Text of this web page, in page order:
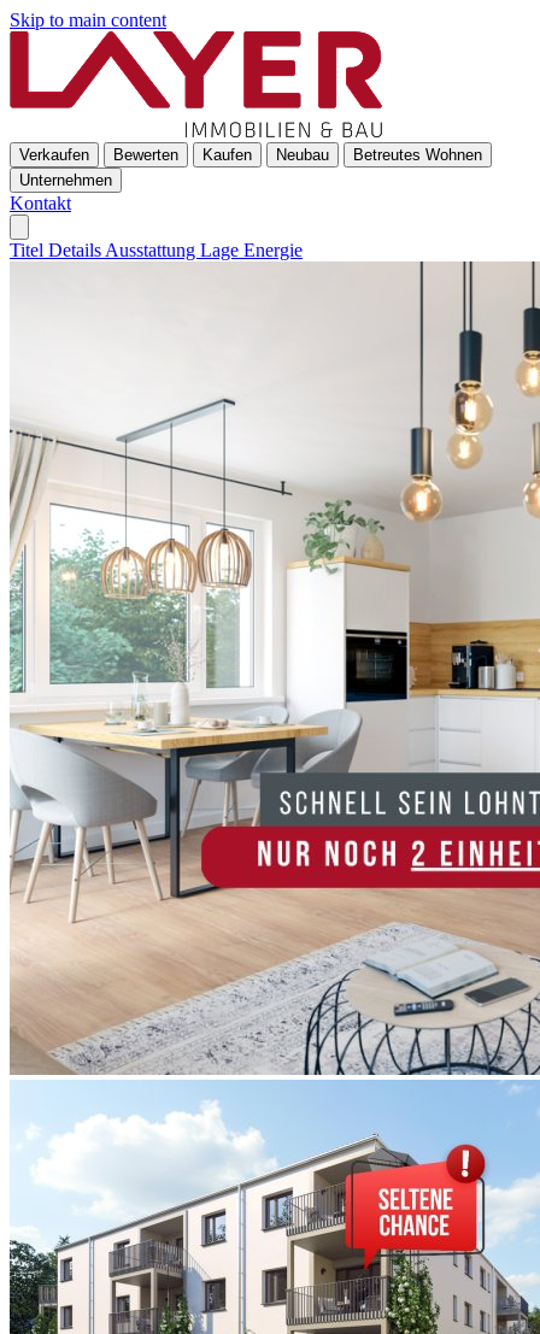
Skip to main content
Verkaufen Bewerten Kaufen Neubau
Betreutes Wohnen
Unternehmen
Kontakt
Titel Details Ausstattung Lage Energie